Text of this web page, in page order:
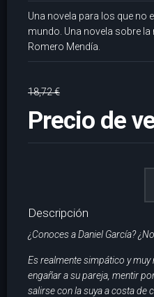
Una novela para los que no
mundo. Una novela sobre
Romero Mendía.
18,72 €
Precio de
Descripción
¿Conoces a Daniel García?
Es realmente simpático y muy
engañar a su pareja, mentir
salirse con la suya a costa de